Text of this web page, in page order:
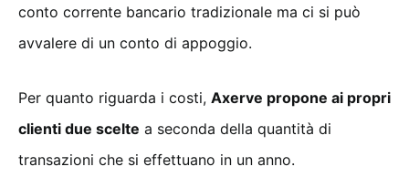
conto corrente bancario tradizionale ma ci si può
avvalere di un conto di appoggio.
Per quanto riguarda i costi, Axerve propone ai propri
clienti due scelte a seconda della quantità di
transazioni che si effettuano in un anno.